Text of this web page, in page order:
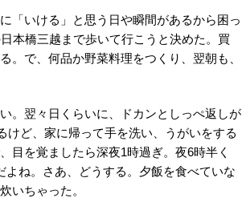
「いける」と思う日や瞬間があるから困っ
本橋三越まで歩いて行こうと決めた。買
。で、何品か野菜料理をつくり、翌朝も、
。翌々日くらいに、ドカンとしっぺ返しが
けど、家に帰って手を洗い、うがいをする
目を覚ましたら深夜1時過ぎ。夜6時半く
ね。さあ、どうする。夕飯を食べていな
いちゃった。